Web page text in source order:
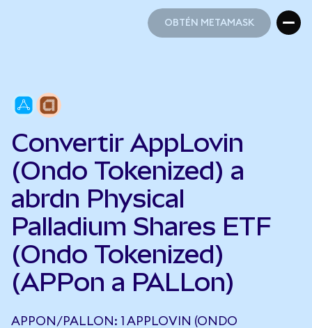
OBTÉN METAMASK
Convertir AppLovin
(Ondo Tokenized) a
abrdn Physical
Palladium Shares ETF
(Ondo Tokenized)
(APPon a PALLon)
APPON/PALLON: 1 APPLOVIN (ONDO